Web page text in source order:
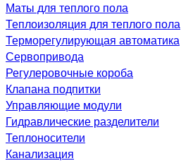
Маты для теплого пола
Теплоизоляция для теплого пола
Терморегулирующая автоматика
Сервопривода
Регулеровочные короба
Клапана подпитки
Управляющие модули
Гидравлические разделители
Теплоносители
Канализация